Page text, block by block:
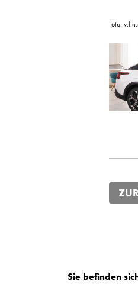
Foto:
Sie befinden